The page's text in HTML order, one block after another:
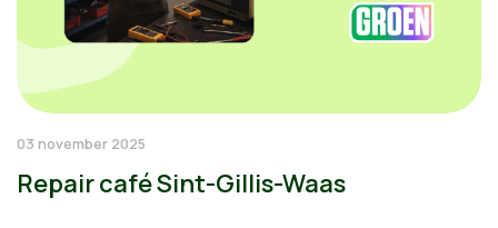
03 november 2025
Repair café Sint-Gillis-Waas